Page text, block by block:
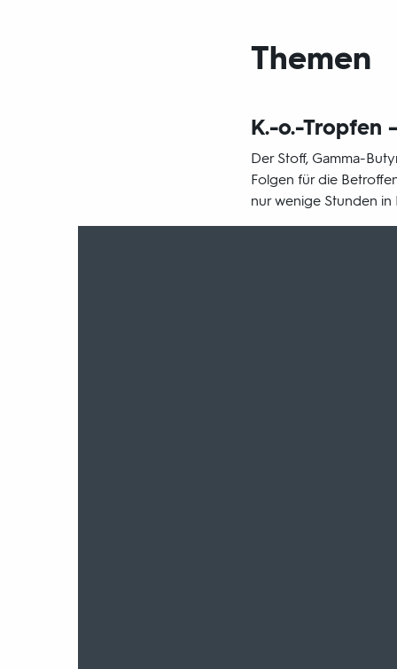
Themen
K.-o.-Tropfen
Der Stoff, Gamma-
Folgen für die
nur wenige Stunden